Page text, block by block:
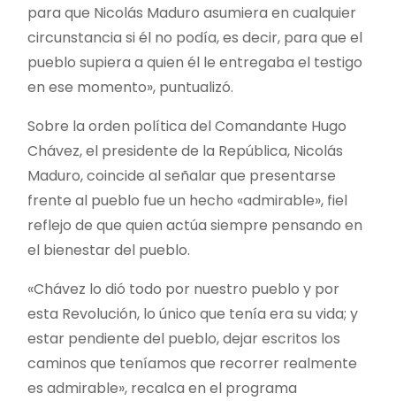
para que Nicolás Maduro asumiera en cualquier
circunstancia si él no podía, es decir, para que el
pueblo supiera a quien él le entregaba el testigo
en ese momento», puntualizó.
Sobre la orden política del Comandante Hugo
Chávez, el presidente de la República, Nicolás
Maduro, coincide al señalar que presentarse
frente al pueblo fue un hecho «admirable», fiel
reflejo de que quien actúa siempre pensando en
el bienestar del pueblo.
«Chávez lo dió todo por nuestro pueblo y por
esta Revolución, lo único que tenía era su vida; y
estar pendiente del pueblo, dejar escritos los
caminos que teníamos que recorrer realmente
es admirable», recalca en el programa